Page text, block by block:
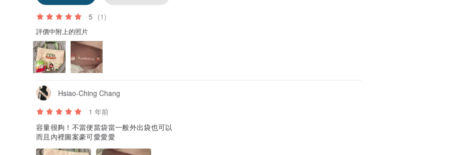
5 (1)
評價中附上的照片
Hsiao-Ching Chang
1 年前
容量很夠！不當便當袋當一般外出袋也可以
而且內裡圖案豪可愛愛愛